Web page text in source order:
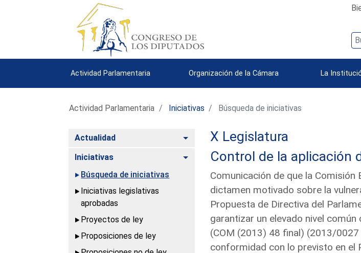
Actividad Parlamentaria Organización de la Cámara La
Actividad Parlamentaria Iniciativas Búsqueda de iniciativas
Actualidad Alternar
Iniciativas
Alternar
Búsqueda de iniciativas
Iniciativas legislativas
aprobadas
Proyectos de ley
Proposiciones de ley
X Legislatura
Control de la aplicación
Comunicación de que la
dictamen motivado sobre la
Propuesta de Directiva del
garantizar un elevado nivel
(COM (2013) 48 final) (2013/
conformidad con lo previsto en el